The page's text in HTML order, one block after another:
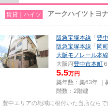
賃貸｜ハイツ アークハイツトヨ
阪急宝塚本線 「 豊中
阪急宝塚本線 「 岡町
大阪モノレール本線
大阪府豊中市本町
5.5万円
築年数：築63年 ｜
階数：2階建
豊中エリアの地域に根付いた当店なら